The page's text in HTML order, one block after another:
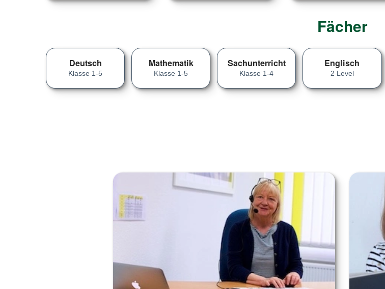
Fächer
Deutsch
Klasse 1-5
Mathematik
Klasse 1-5
Sachunterricht
Klasse 1-4
Englisch
2 Level